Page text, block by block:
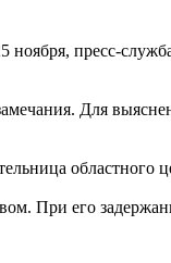
ноября, пресс-
Для
областного
При его